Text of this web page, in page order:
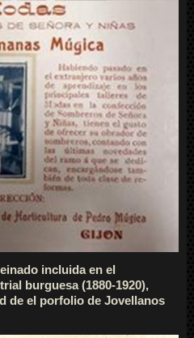
incluida en el
burguesa (1880-1920),
de el porfolio de Jovellanos